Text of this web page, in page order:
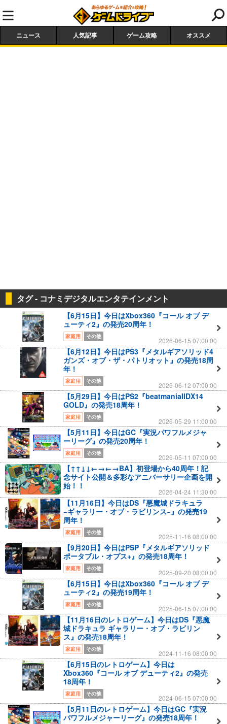
ニュース 人気記事 ゲーム攻略 オススメ
タグ - コナミデジタルエンタテインメント
【6月15日】今日はXbox360『コール オブ デ
ューティ2』の発売20周年！
家庭用 その他 2026-06-15 07:00:00
【6月12日】今日はPS3『メタルギアソリッド4
ガンズ・オブ・ザ・パトリオット』の発売18周
年！
家庭用 その他 2026-06-12 07:00:00
【5月29日】今日はPS2『beatmaniaIIDX14
GOLD』の発売18周年！
家庭用 その他 2026-05-29 11:00:00
【5月11日】今日はGC『実況パワフルメジャ
ーリーグ』の発売20周年！
家庭用 その他 2026-05-11 07:00:00
【↑↑↓↓←→←→BA】初登場から40周年！記
念サイト公開＆多彩なアニバーサリー企画を開
始！！
2026-04-24 11:30:00
【11月16日】今日はDS『悪魔城ドラキュラ
−ギャラリー・オブ・ラビリンス−』の発売19
周年！
家庭用 その他 2025-11-16 08:00:00
【9月20日】今日はPSP『メタルギアソリッド
ポータブル・オプス+』の発売18周年！
家庭用 その他 2025-09-20 08:00:00
【6月15日】今日はXbox360『コール オブ デ
ューティ2』の発売19周年！
家庭用 その他 2025-06-15 07:00:00
【11月16日のレトロゲーム】今日はDS『悪魔
城ドラキュラ ギャラリー・オブ・ラビリン
ス』の発売18周年！
家庭用 その他 2024-11-16 08:00:00
【6月15日のレトロゲーム】今日は
Xbox360『コール オブ デューティ2』の発売
18周年！
家庭用 その他 2024-06-15 07:00:00
【5月11日のレトロゲーム】今日はGC『実況
パワフルメジャーリーグ』の発売18周年！